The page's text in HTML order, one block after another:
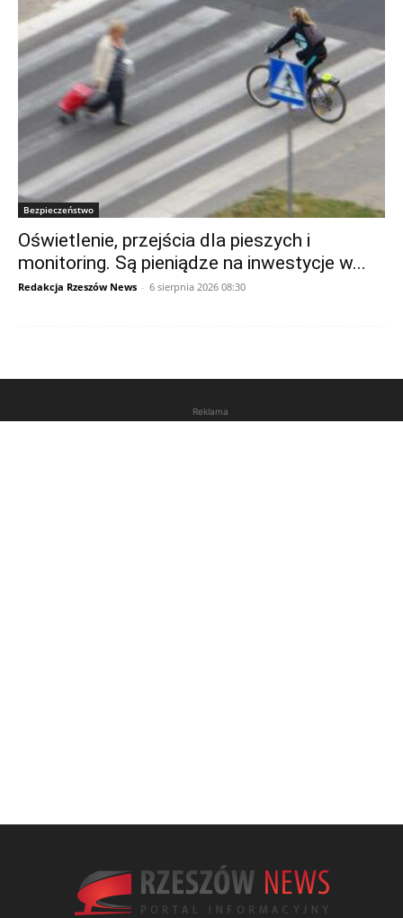
Bezpieczeństwo
Oświetlenie, przejścia dla pieszych i
monitoring. Są pieniądze na inwestycje w...
Redakcja Rzeszów News - 6 sierpnia 2026 08:30
Reklama